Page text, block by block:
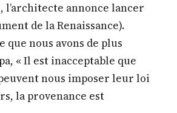
l’architecte annonce lancer
de la Renaissance).
que nous avons de plus
« Il est inacceptable que
nous imposer leur loi
la provenance est